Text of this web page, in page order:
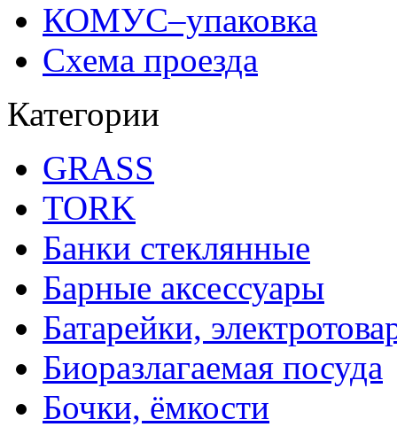
КОМУС–упаковка
Схема проезда
Категории
GRASS
TORK
Банки стеклянные
Барные аксессуары
Батарейки,
Биоразлагаемая посуда
Бочки, ёмкости